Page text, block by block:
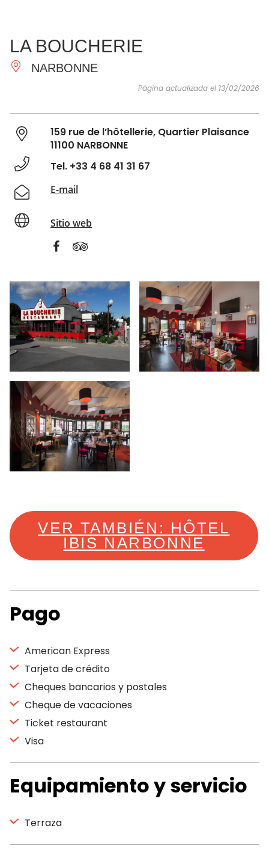
IMPRESCINDIBLES
HACER
LA BOUCHERIE
NARBONNE
Página actualizada el 13/02/2026
159 rue de l’hôtellerie, Quartier Plaisance
11100 NARBONNE
Tel. +33 4 68 41 31 67
E-mail
Sitio web
VER TAMBIÉN: HÔTEL
IBIS NARBONNE
Pago
American Express
Tarjeta de crédito
Cheques bancarios y postales
Cheque de vacaciones
Ticket restaurant
Visa
Equipamiento y servicio
Terraza